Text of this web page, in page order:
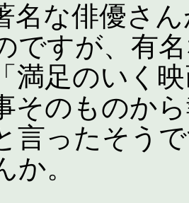
名な俳優さ
ですが、有
満足のいく
そのものか
言ったそう
か。